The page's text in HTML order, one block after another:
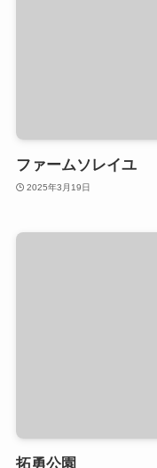
ファームソレイユ
2025年3月19日
拓勇公園